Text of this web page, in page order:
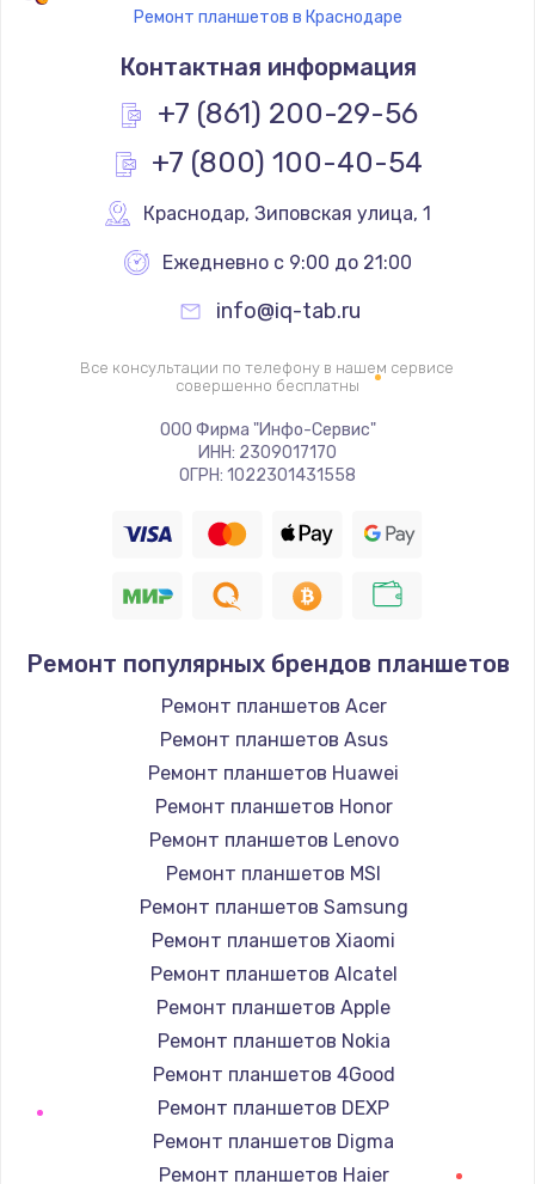
Замена термостата
1200 руб.
Заказать
Замена реле
Замена термопредохранителя
700 руб.
Заказать
Замена ТЭНа
2500 руб.
1400 руб.
Замена / ремонт электронного модуля
управления
600 руб.
Замена конфорки
1100 руб.
Замена платы сенсора
900 руб.
Замена регулятора режимов конфорки
900 руб.
Ремонт планшетов в Краснодаре
Контактная информация
+7 (861) 200-29-56
+7 (800) 100-40-54
Краснодар, Зиповская улица, 1
Ежедневно с 9:00 до 21:00
info@iq-tab.ru
Все консультации по телефону в нашем сервисе
совершенно бесплатны
ООО Фирма "Инфо-Сервис"
ИНН: 2309017170
ОГРН: 1022301431558
Ремонт популярных брендов планшетов
Ремонт планшетов Acer
Ремонт планшетов Asus
Ремонт планшетов Huawei
Ремонт планшетов Honor
Ремонт планшетов Lenovo
Ремонт планшетов MSI
Ремонт планшетов Samsung
Ремонт планшетов Xiaomi
Ремонт планшетов Alcatel
Ремонт планшетов Apple
Ремонт планшетов Nokia
Ремонт планшетов 4Good
Ремонт планшетов DEXP
Ремонт планшетов Digma
Ремонт планшетов Haier